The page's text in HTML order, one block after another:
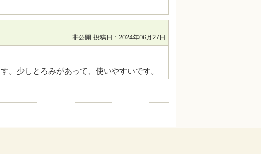
非公開 投稿日：2024年06月27日
。少しとろみがあって、使いやすいです。